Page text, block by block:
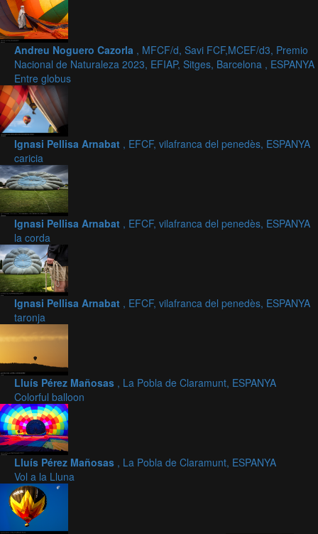
Andreu Noguero Cazorla , MFCF/d, Savi FCF,MCEF/d3, Premio
Nacional de Naturaleza 2023, EFIAP, Sitges, Barcelona , ESPANYA
Entre globus
Ignasi Pellisa Arnabat , EFCF, vilafranca del penedès, ESPANYA
caricia
Ignasi Pellisa Arnabat , EFCF, vilafranca del penedès, ESPANYA
la corda
Ignasi Pellisa Arnabat , EFCF, vilafranca del penedès, ESPANYA
taronja
Lluís Pérez Mañosas , La Pobla de Claramunt, ESPANYA
Colorful balloon
Lluís Pérez Mañosas , La Pobla de Claramunt, ESPANYA
Vol a la Lluna